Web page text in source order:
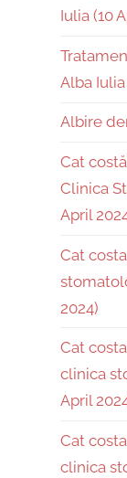
Iulia (10
Alba Iulia
Albire
Cat
Clinica
April
Cat
2024)
Cat
clinica
April
Cat
clinica